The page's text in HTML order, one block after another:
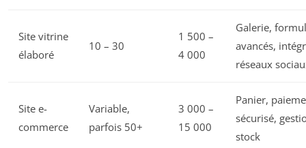
Site vitrine
élaboré
10 – 30
1 500 –
4 000
Galerie,
avancés,
réseaux
Site e-
commerce
Variable,
parfois 50+
3 000 –
15 000
Panier,
sécurisé,
stock